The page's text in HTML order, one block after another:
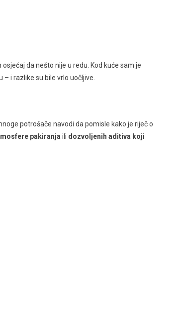
da nešto nije u redu. Kod kuće sam je
i razlike su bile vrlo uočljive.
potrošače navodi da pomisle kako je riječ o
pakiranja ili dozvoljenih aditiva koji